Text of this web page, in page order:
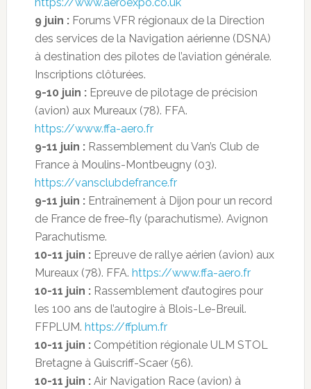
9 juin : Forums VFR régionaux de la Direction
des services de la Navigation aérienne (DSNA)
à destination des pilotes de l’aviation générale.
Inscriptions clôturées.
9-10 juin : Epreuve de pilotage de précision
(avion) aux Mureaux (78). FFA.
https://www.ffa-aero.fr
9-11 juin :Rassemblement du Van’s Club de
France à Moulins-Montbeugny (03).
https://vansclubdefrance.fr
9-11 juin :Entraînement à Dijon pour un record
de France de free-fly (parachutisme). Avignon
Parachutisme.
10-11 juin :Epreuve de rallye aérien (avion) aux
Mureaux (78). FFA. https://www.ffa-aero.fr
10-11 juin :Rassemblement d’autogires pour
les 100 ans de l’autogire à Blois-Le-Breuil.
FFPLUM. https://ffplum.fr
10-11 juin :Compétition régionale ULM STOL
Bretagne à Guiscriff-Scaer (56).
10-11 juin :Air Navigation Race (avion) à